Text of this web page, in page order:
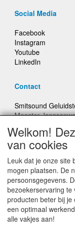
Social Media
Facebook
Instagram
Youtube
LinkedIn
Contact
Smitsound
Meester
E-mail:
Telefoon: +31-(0)6-
Bestellingen
Prijzen
Welkom!
van cookies
Leuk dat je onze site
mogen plaatsen. De
persoonsgegevens.
bezoekerservaring
producten beter bij
een optimaal
alle vakjes aan!